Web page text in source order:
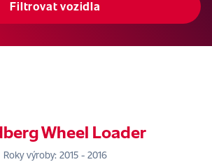
Filtrovat vozidla
Wheel Loader
Roky výroby: 2015 - 2016